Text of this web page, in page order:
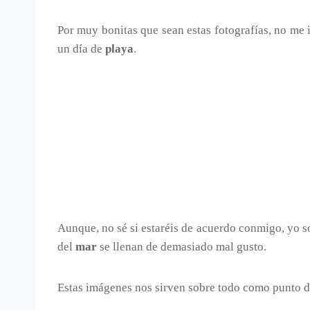
Por muy bonitas que sean estas fotografías, no
un día de playa.
Aunque, no sé si estaréis de acuerdo conmigo, yo
del mar se llenan de demasiado mal gusto.
Estas imágenes nos sirven sobre todo como punto